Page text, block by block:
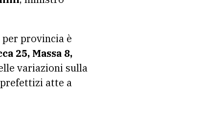
provincia è
25, Massa 8,
variazioni sulla
atte a